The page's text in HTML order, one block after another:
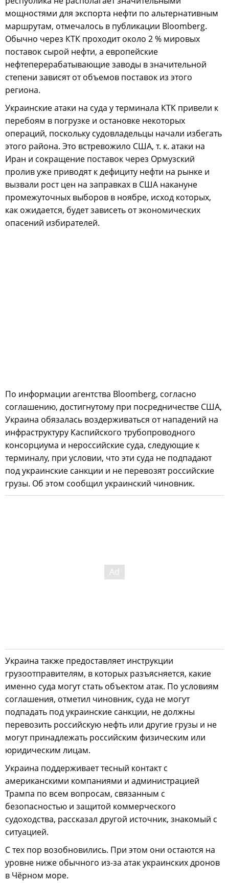
мощностями для экспорта нефти по альтернативным
маршрутам, отмечалось в публикации Bloomberg.
Обычно через КТК проходит около 2 % мировых
поставок сырой нефти, а европейские
нефтеперерабатывающие заводы в значительной
степени зависят от объемов поставок из этого
региона.
Украинские атаки на суда у терминала КТК привели к
перебоям в погрузке и остановке некоторых
операций, поскольку судовладельцы начали избегать
этого района. Это встревожило США, т. к. атаки на
Иран и сокращение поставок через Ормузский
пролив уже приводят к дефициту нефти на рынке и
вызвали рост цен на заправках в США накануне
промежуточных выборов в ноябре, исход которых,
как ожидается, будет зависеть от экономических
опасений избирателей.
По информации агентства Bloomberg, согласно
соглашению, достигнутому при посредничестве США,
Украина обязалась воздерживаться от нападений на
инфраструктуру Каспийского трубопроводного
консорциума и нероссийские суда, следующие к
терминалу, при условии, что эти суда не подпадают
под украинские санкции и не перевозят российские
грузы. Об этом сообщил украинский чиновник.
Украина также предоставляет инструкции
грузоотправителям, в которых разъясняется, какие
именно суда могут стать объектом атак. По условиям
соглашения, отметил чиновник, суда не могут
подпадать под украинские санкции, не должны
перевозить российскую нефть или другие грузы и не
могут принадлежать российским физическим или
юридическим лицам.
Украина поддерживает тесный контакт с
американскими компаниями и администрацией
Трампа по всем вопросам, связанным с
безопасностью и защитой коммерческого
судоходства, рассказал другой источник, знакомый с
ситуацией.
С тех пор возобновились. При этом они остаются на
уровне ниже обычного из-за атак украинских дронов
в Чёрном море.